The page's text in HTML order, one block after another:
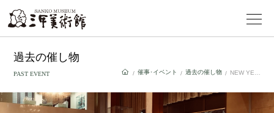
過去の催し物
PAST EVENT / 催事･イベント / 過去の催し物 /